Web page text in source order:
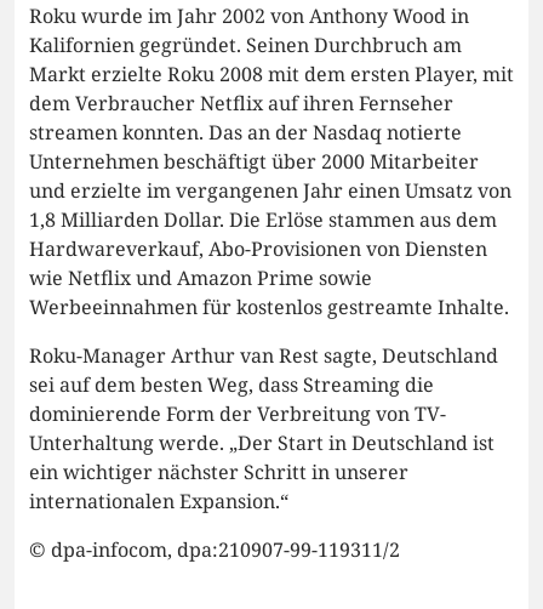
Roku wurde im Jahr 2002 von Anthony Wood in
Kalifornien gegründet. Seinen Durchbruch am
Markt erzielte Roku 2008 mit dem ersten Player, mit
dem Verbraucher Netflix auf ihren Fernseher
streamen konnten. Das an der Nasdaq notierte
Unternehmen beschäftigt über 2000 Mitarbeiter
und erzielte im vergangenen Jahr einen Umsatz von
1,8 Milliarden Dollar. Die Erlöse stammen aus dem
Hardwareverkauf, Abo-Provisionen von Diensten
wie Netflix und Amazon Prime sowie
Werbeeinnahmen für kostenlos gestreamte Inhalte.
Roku-Manager Arthur van Rest sagte, Deutschland
sei auf dem besten Weg, dass Streaming die
dominierende Form der Verbreitung von TV-
Unterhaltung werde. „Der Start in Deutschland ist
ein wichtiger nächster Schritt in unserer
internationalen Expansion.“
© dpa-infocom, dpa:210907-99-119311/2